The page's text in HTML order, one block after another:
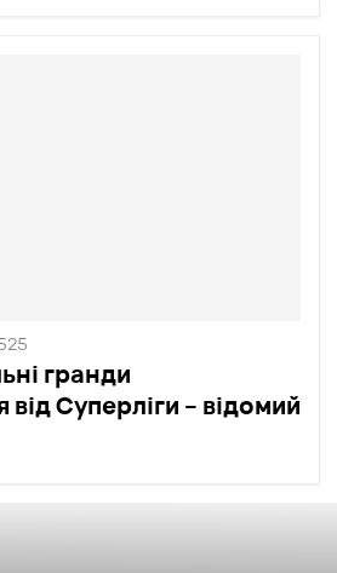
гранди
від Суперліги – відомий